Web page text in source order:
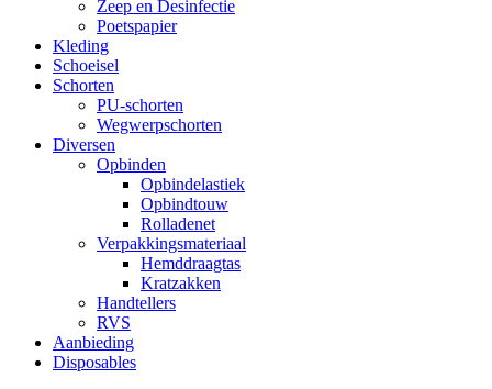
Zeep en Desinfectie
Poetspapier
Kleding
Schoeisel
Schorten
PU-schorten
Wegwerpschorten
Diversen
Opbinden
Opbindelastiek
Opbindtouw
Rolladenet
Verpakkingsmateriaal
Hemddraagtas
Kratzakken
Handtellers
RVS
Aanbieding
Disposables